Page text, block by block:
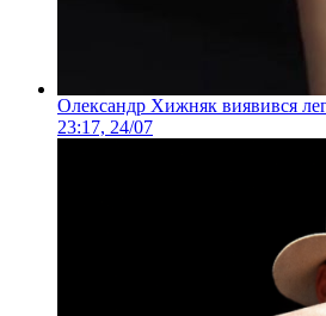
Олександр Хижняк виявився
23:17, 24/07